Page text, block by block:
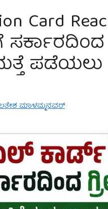
Card
ಪಡೆಯಲು
ಮಾಳಮ್ಮನವರ್